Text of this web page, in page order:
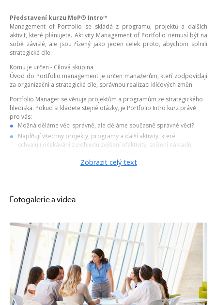
Představení kurzu MoP® Intro™
Management of Portfolio se skládá z programů, projektů a dalších
aktivit, které plánujete. Aktivity Management of Portfolio nemusí být na
sobě závislé, ale jsou řízený jako jeden celek proto, abychom splnili
strategické cíle.
Komu je určen - Cílová skupina
Úvod do Portfolio management je určen manažerům, kteří zodpovídají
za organizační a strategické cíle, správnou realizaci klíčových změn.
Portfolio Manager se věnuje projektům a programům ze strategického
hlediska. Pokud si kladete stejné otázky, je Portfolio Intro kurz právě
pro vás:
Možná děláme věci správně, ale děláme současně správné věci?
Naplňují všechny projekty, programy a další aktivity, které
schvaluji očekávání z pohledu zvýšení efektivity, snížení nákladů,
Vyzkoušet si strategické řízení změn s MoP přes Projekty a Programy
Projektové a programové řízení vás naučí...
Dělat věci správně.
Portfolio Management vám ukáže jak...
Dělat správné věci!
Benefity - Přínosy Přínosy z využití Portfolia v organizaci Máte-li v
organizaci více projektů, určitě byste se měli
naučit Portfolio management. MoP pomáhá organizacím realizovat
Zobrazit celý text
Fotogalerie a videa